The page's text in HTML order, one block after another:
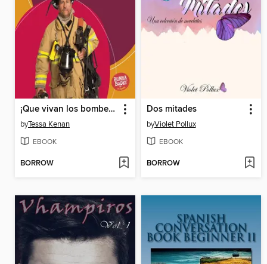
¡Que vivan los bomberos! (Hooray for Firefighters!)
byTessa Kenan
EBOOK
BORROW
Dos mitades
byViolet Pollux
EBOOK
BORROW